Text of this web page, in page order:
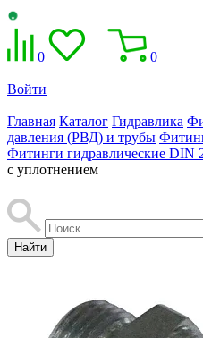
0 0
Войти
Главная Каталог Гидравлика
давления (РВД) и трубы
Фитинги гидравлические DIN
с уплотнением
Найти